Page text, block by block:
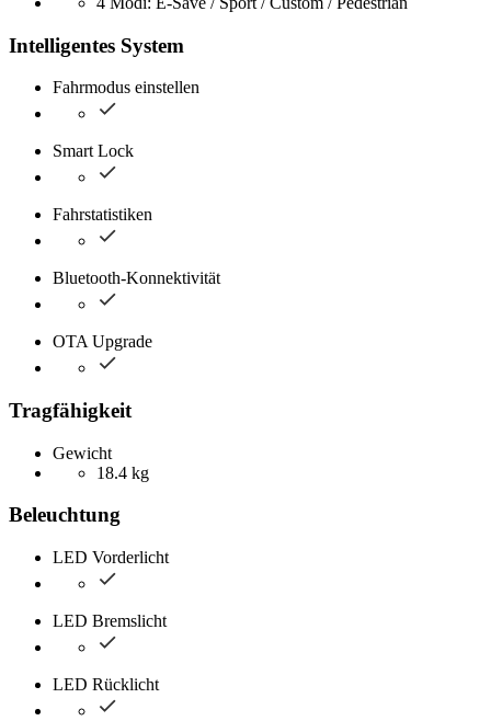
Intelligentes System
Fahrmodus einstellen
Smart Lock
Fahrstatistiken
Bluetooth-Konnektivität
OTA Upgrade
Tragfähigkeit
Gewicht
18.4 kg
Beleuchtung
LED Vorderlicht
LED Bremslicht
LED Rücklicht